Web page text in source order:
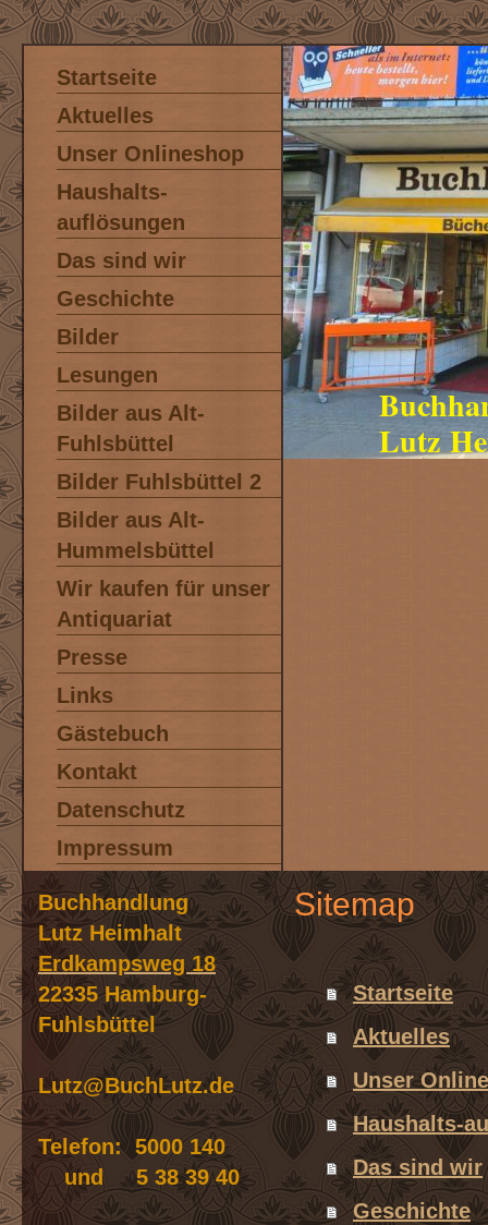
Startseite
Aktuelles
Unser Onlineshop
Haushalts-
auflösungen
Das sind wir
Geschichte
Bilder
Lesungen
Bilder aus Alt-
Fuhlsbüttel
Bilder Fuhlsbüttel 2
Bilder aus Alt-
Hummelsbüttel
Wir kaufen für unser
Antiquariat
Presse
Links
Gästebuch
Kontakt
Datenschutz
Impressum
Lutz
Sitemap
Startseite
Aktuelles
Unser
Haushalts-
Das sind wir
Geschichte
Buchhandlung
Lutz Heimhalt
Erdkampsweg 18
22335 Hamburg-
Fuhlsbüttel
Lutz@BuchLutz.de
Telefon: 5000 140
und 5 38 39 40